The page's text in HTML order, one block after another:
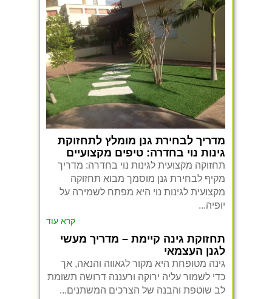
מדריך לבחירת גנן מומלץ לתחזוקת
גינות נוי בחדרה: טיפים מקצועיים
תחזוקה מקצועית לגינות נוי בחדרה: מדריך
מקיף לבחירת גנן מוסמך מבוא תחזוקה
מקצועית לגינות נוי היא מפתח לשמירה על
יופיה...
קרא עוד
תחזוקת גינה קיימת – מדריך מעשי
לגנן העצמאי
גינה מטופחת היא מקור לגאווה והנאה, אך
כדי לשמור עליה ירוקה ורעננה דרושה תשומת
לב שוטפת והבנה של הצרכים המשתנים...